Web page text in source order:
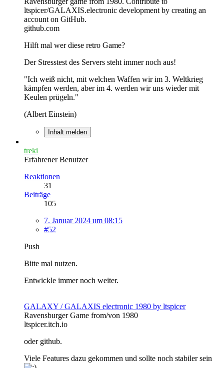
ltspicer/GALAXIS.electronic development by creating an
account on GitHub.
github.com
Hilft mal wer diese retro Game?
Der Stresstest des Servers steht immer noch aus!
"Ich weiß nicht, mit welchen Waffen wir im 3. Weltkrieg
kämpfen werden, aber im 4. werden wir uns wieder mit
Keulen prügeln."
(Albert Einstein)
Inhalt melden
treki
Erfahrener Benutzer
Reaktionen
31
Beiträge
105
7. Januar 2024 um 08:15
#52
Push
Bitte mal nutzen.
Entwickle immer noch weiter.
GALAXY / GALAXIS electronic 1980 by ltspicer
Ravensburger Game from/von 1980
ltspicer.itch.io
oder github.
Viele Features dazu gekommen und sollte noch stabiler sein